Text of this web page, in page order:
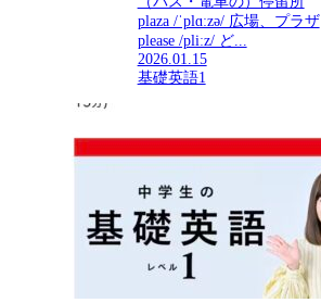
plaza /ˈplɑːzə/ 広場、プラザ
please /pliːz/ ど...
2026.01.15
基礎英語1